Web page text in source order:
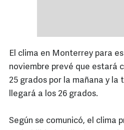
El clima en Monterrey para
noviembre prevé que estará
25 grados por la mañana y la
llegará a los 26 grados.
Según se comunicó, el clima